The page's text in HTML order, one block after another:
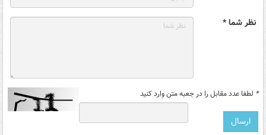
نظر شما *
* لطفا عدد مقابل را در جعبه متن وارد کنید